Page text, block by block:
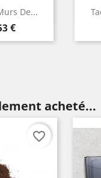
Pack Pour Rénover...
Prix
de
340,78 €
Aperçu rapide
acheté...
favorite_border